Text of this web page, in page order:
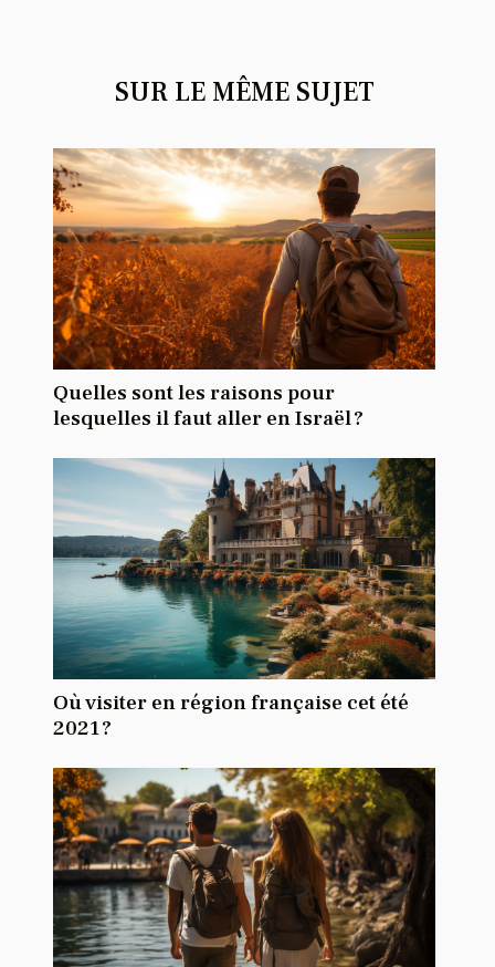
SUR LE MÊME SUJET
Quelles sont les raisons pour
lesquelles il faut aller en Israël ?
Où visiter en région française cet été
2021 ?